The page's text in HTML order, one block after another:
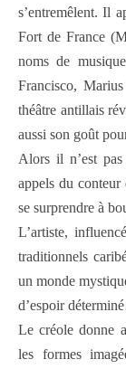
s’entremêlent. Il
Fort de France
noms de
Francisco,
théâtre antillais
aussi son goût
Alors il n’est
appels du
se surprendre à
L’artiste,
traditionnels
un monde
d’espoir
Le créole donne
les formes